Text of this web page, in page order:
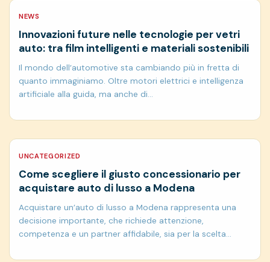
NEWS
Innovazioni future nelle tecnologie per vetri
auto: tra film intelligenti e materiali sostenibili
Il mondo dell’automotive sta cambiando più in fretta di
quanto immaginiamo. Oltre motori elettrici e intelligenza
artificiale alla guida, ma anche di…
UNCATEGORIZED
Come scegliere il giusto concessionario per
acquistare auto di lusso a Modena
Acquistare un’auto di lusso a Modena rappresenta una
decisione importante, che richiede attenzione,
competenza e un partner affidabile, sia per la scelta…